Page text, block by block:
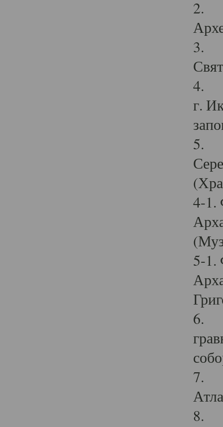
2.
3.
4.
г.
5.
4-1.
5-1.
6.
7.
8.